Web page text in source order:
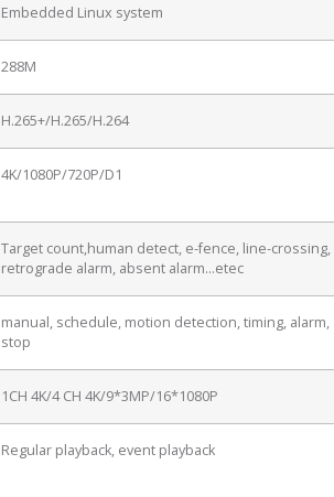
Embedded Linux system
288M
H.265+/H.265/H.264
4K/1080P/720P/D1
Target count,human detect, e-fence, line-crossing,
retrograde alarm, absent alarm…etec
manual, schedule, motion detection, timing, alarm,
stop
1CH 4K/4 CH 4K/9*3MP/16*1080P
Regular playback, event playback